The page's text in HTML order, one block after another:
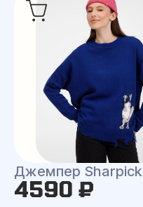
Джемпер Sharpick
4590 ₽